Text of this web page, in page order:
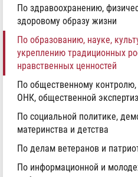
По здравоохранению,
здоровому образу жизни
По образованию, науке,
укреплению традиционных
нравственных ценностей
По общественному
ОНК, общественной
По социальной политике,
материнства и детства
По делам ветеранов и
По информационной и